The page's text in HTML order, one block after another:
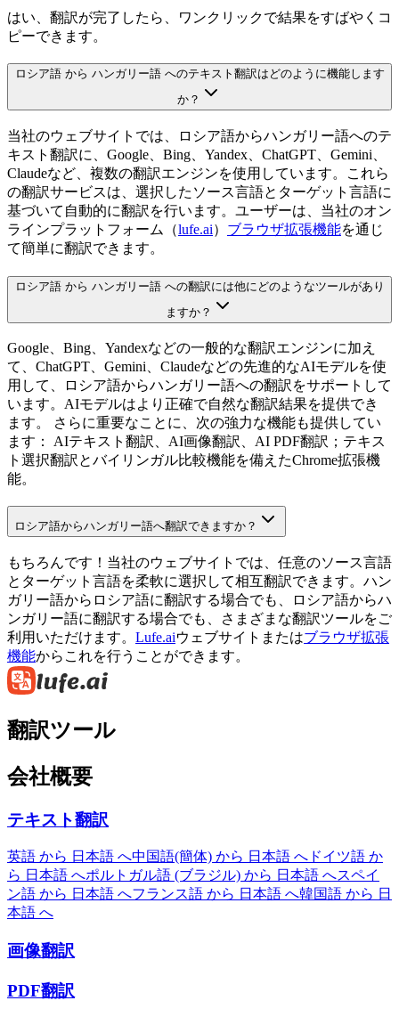
はい、翻訳が完了したら、ワンクリックで結果をすばやくコ
ピーできます。
ロシア語 から ハンガリー語 へのテキスト翻訳はどのように機能します
か？
当社のウェブサイトでは、ロシア語からハンガリー語へのテ
キスト翻訳に、Google、Bing、Yandex、ChatGPT、Gemini、
Claudeなど、複数の翻訳エンジンを使用しています。これら
の翻訳サービスは、選択したソース言語とターゲット言語に
基づいて自動的に翻訳を行います。ユーザーは、当社のオン
ラインプラットフォーム（lufe.ai） ブラウザ拡張機能を通じ
て簡単に翻訳できます。
ロシア語 から ハンガリー語 への翻訳には他にどのようなツールがあり
ますか？
Google、Bing、Yandexなどの一般的な翻訳エンジンに加え
て、ChatGPT、Gemini、Claudeなどの先進的なAIモデルを使
用して、ロシア語からハンガリー語への翻訳をサポートして
います。AIモデルはより正確で自然な翻訳結果を提供でき
ます。 さらに重要なことに、次の強力な機能も提供してい
ます： AIテキスト翻訳、AI画像翻訳、AI PDF翻訳；テキス
ト選択翻訳とバイリンガル比較機能を備えたChrome拡張機
能。
ロシア語からハンガリー語へ翻訳できますか？
もちろんです！当社のウェブサイトでは、任意のソース言語
とターゲット言語を柔軟に選択して相互翻訳できます。ハン
ガリー語からロシア語に翻訳する場合でも、ロシア語からハ
ンガリー語に翻訳する場合でも、さまざまな翻訳ツールをご
利用いただけます。 Lufe.aiウェブサイトまたはブラウザ拡張
機能からこれを行うことができます。
翻訳ツール
会社概要
テキスト翻訳
英語 から 日本語 へ中国語(簡体) から 日本語 へ ドイツ語 か
ら 日本語 へポルトガル語 (ブラジル) から 日本語 へスペイ
ン語 から 日本語 へフランス語 から 日本語 へ韓国語 から 日
本語 へ
画像翻訳
PDF翻訳